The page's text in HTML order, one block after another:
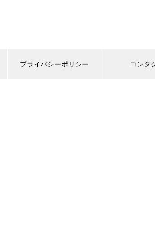
プライバシーポリシー コンタ